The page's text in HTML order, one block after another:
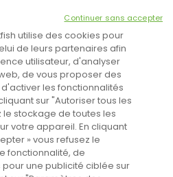
utilise des cookies pour
de leurs partenaires afin
utilisateur, d'analyser
de vous proposer des
les fonctionnalités
sur "Autoriser tous les
stockage de toutes les
votre appareil. En cliquant
» vous refusez le
fonctionnalité, de
une publicité ciblée sur
Continuer sans accepter